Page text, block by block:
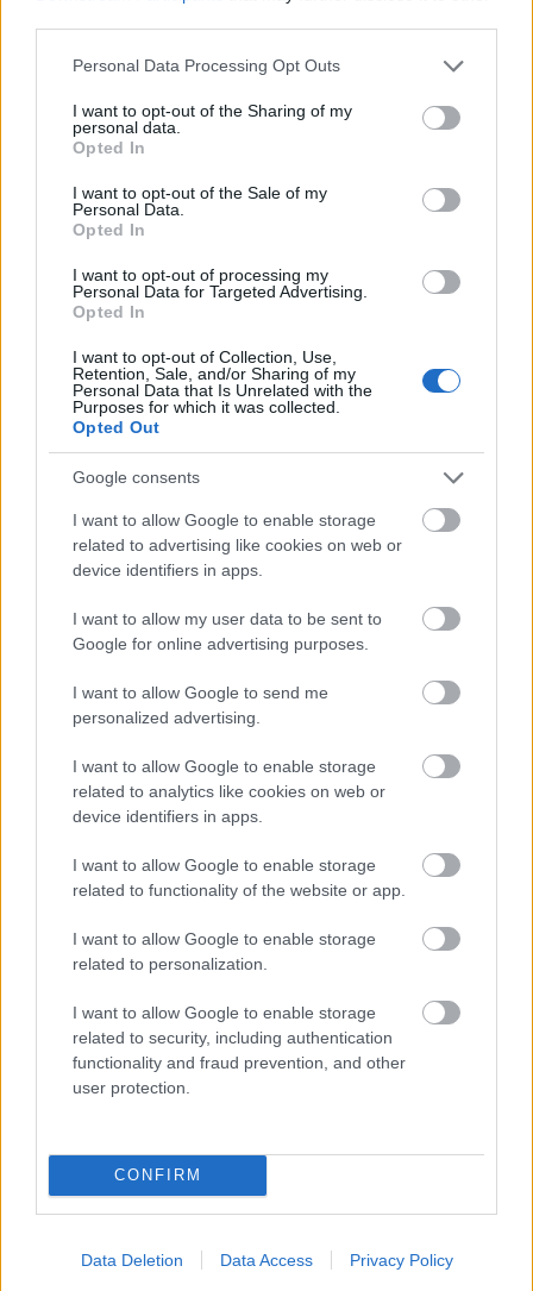
Please note that this website/app uses one or more Google
not limited to your visit or usage behaviour. You may click to
grant or deny consent to Google and its third-party tags to
use your data for below specified purposes in below Google
consent section.
Personal Data Processing Opt Outs
I want to opt-out of the Sharing of my
personal data.
Opted In
I want to opt-out of the Sale of my
Personal Data.
Opted In
I want to opt-out of processing my
Personal Data for Targeted Advertising.
Opted In
I want to opt-out of Collection, Use,
Retention, Sale, and/or Sharing of my
Personal Data that Is Unrelated with the
Purposes for which it was collected.
Opted Out
Google consents
I want to allow Google to enable storage
related to advertising like cookies on web or
device identifiers in apps.
I want to allow my user data to be sent to
Google for online advertising purposes.
I want to allow Google to send me
personalized advertising.
I want to allow Google to enable storage
related to analytics like cookies on web or
device identifiers in apps.
I want to allow Google to enable storage
related to functionality of the website or app.
I want to allow Google to enable storage
related to personalization.
I want to allow Google to enable storage
related to security, including authentication
functionality and fraud prevention, and other
user protection.
CONFIRM
Data Deletion Data Access Privacy Policy
sokáig ne beszéljünk róla - most éppen egy remek új
Az övék a jövő? - A BBC Sound Of
2015 tizenöt jelöltje
A BBC, ahogyan 2003 óta minden évben, úgy idén is -
zeneipari szakemberek és újságírók bevonásával
összeállított 15-ös nagylistán - december elején
hirdette ki, hogy tippjei szerint kik lesznek a
következő év új befutói a zenei életben. A BBC Sound
Of...-listák győzteseit…
Globálradar - Raury